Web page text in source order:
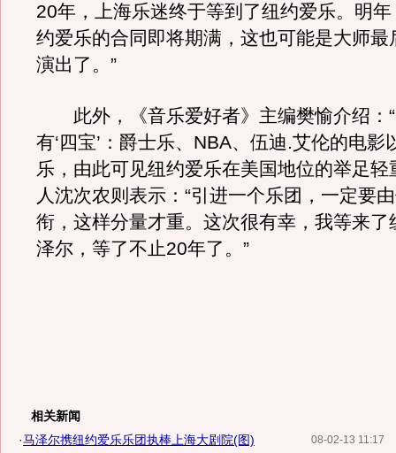
20年，上海乐迷终于等到了纽约爱乐。明
约爱乐的合同即将期满，这也可能是大师最
演出了。”
此外，《音乐爱好者》主编樊愉介绍：“
有‘四宝’：爵士乐、NBA、伍迪.艾伦的电影
乐，由此可见纽约爱乐在美国地位的举足轻
人沈次农则表示：“引进一个乐团，一定要
衔，这样分量才重。这次很有幸，我等来了
泽尔，等了不止20年了。”
相关新闻
08-02-13 11:17
·马泽尔携纽约爱乐乐团执棒上海大剧院(图)